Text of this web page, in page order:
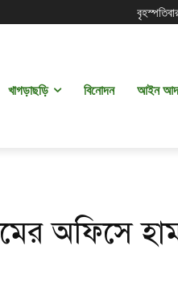
খাগড়াছড়ি বিনোদন আইন
অফিসে